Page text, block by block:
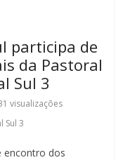
participa de
da Pastoral
Sul 3
visualizações
Sul 3
encontro dos